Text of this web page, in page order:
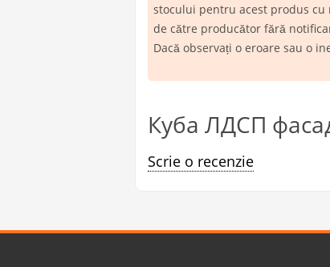
stocului pentru acest produs
de către producător fără
Dacă observați o eroare sau o
Куба ЛДСП
Scrie o recenzie